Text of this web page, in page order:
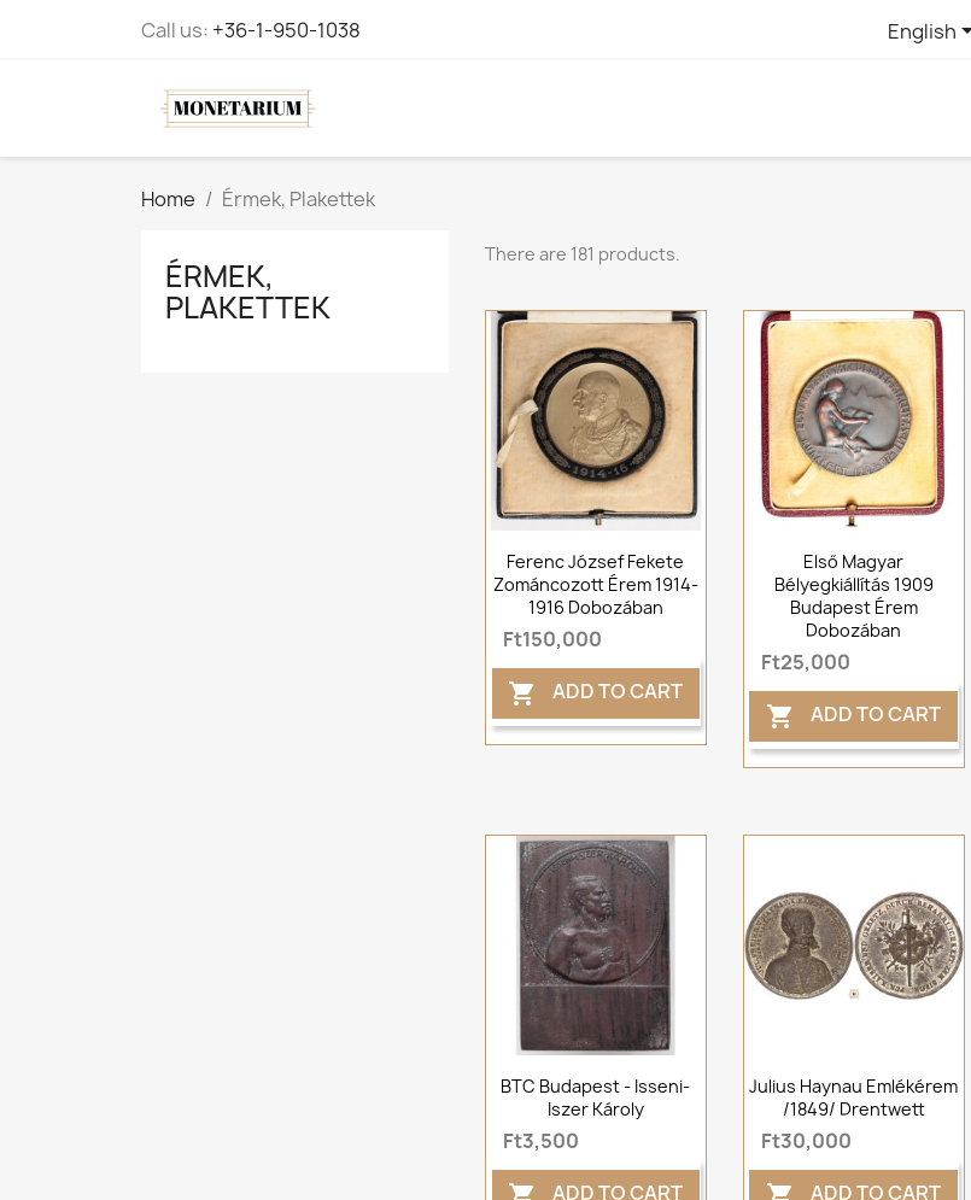
Call us: +36-1-950-1038 English
Home Érmek, Plakettek
ÉRMEK,
PLAKETTEK
There are 181 products.
Ferenc József Fekete
Zománcozott Érem 1914-
1916 Dobozában
Ft150,000
 ADD TO CART
Első Magyar
Bélyegkiállítás 1909
Budapest Érem
Dobozában
Ft25,000
 ADD TO CART
BTC Budapest - Isseni-
Iszer Károly
Ft3,500
ADD TO CART
Julius Haynau Emlékérem
/1849/ Drentwett
Ft30,000
ADD TO CART